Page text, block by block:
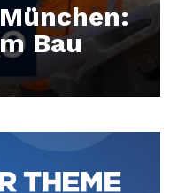
Bau